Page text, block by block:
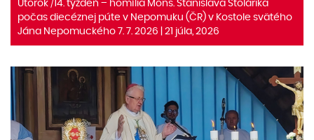
Utorok /14. týždeň – homília Mons. Stanislava Stolárika
počas diecéznej púte v Nepomuku (ČR) v Kostole svätého
Jána Nepomuckého 7. 7. 2026 | 21 júla, 2026